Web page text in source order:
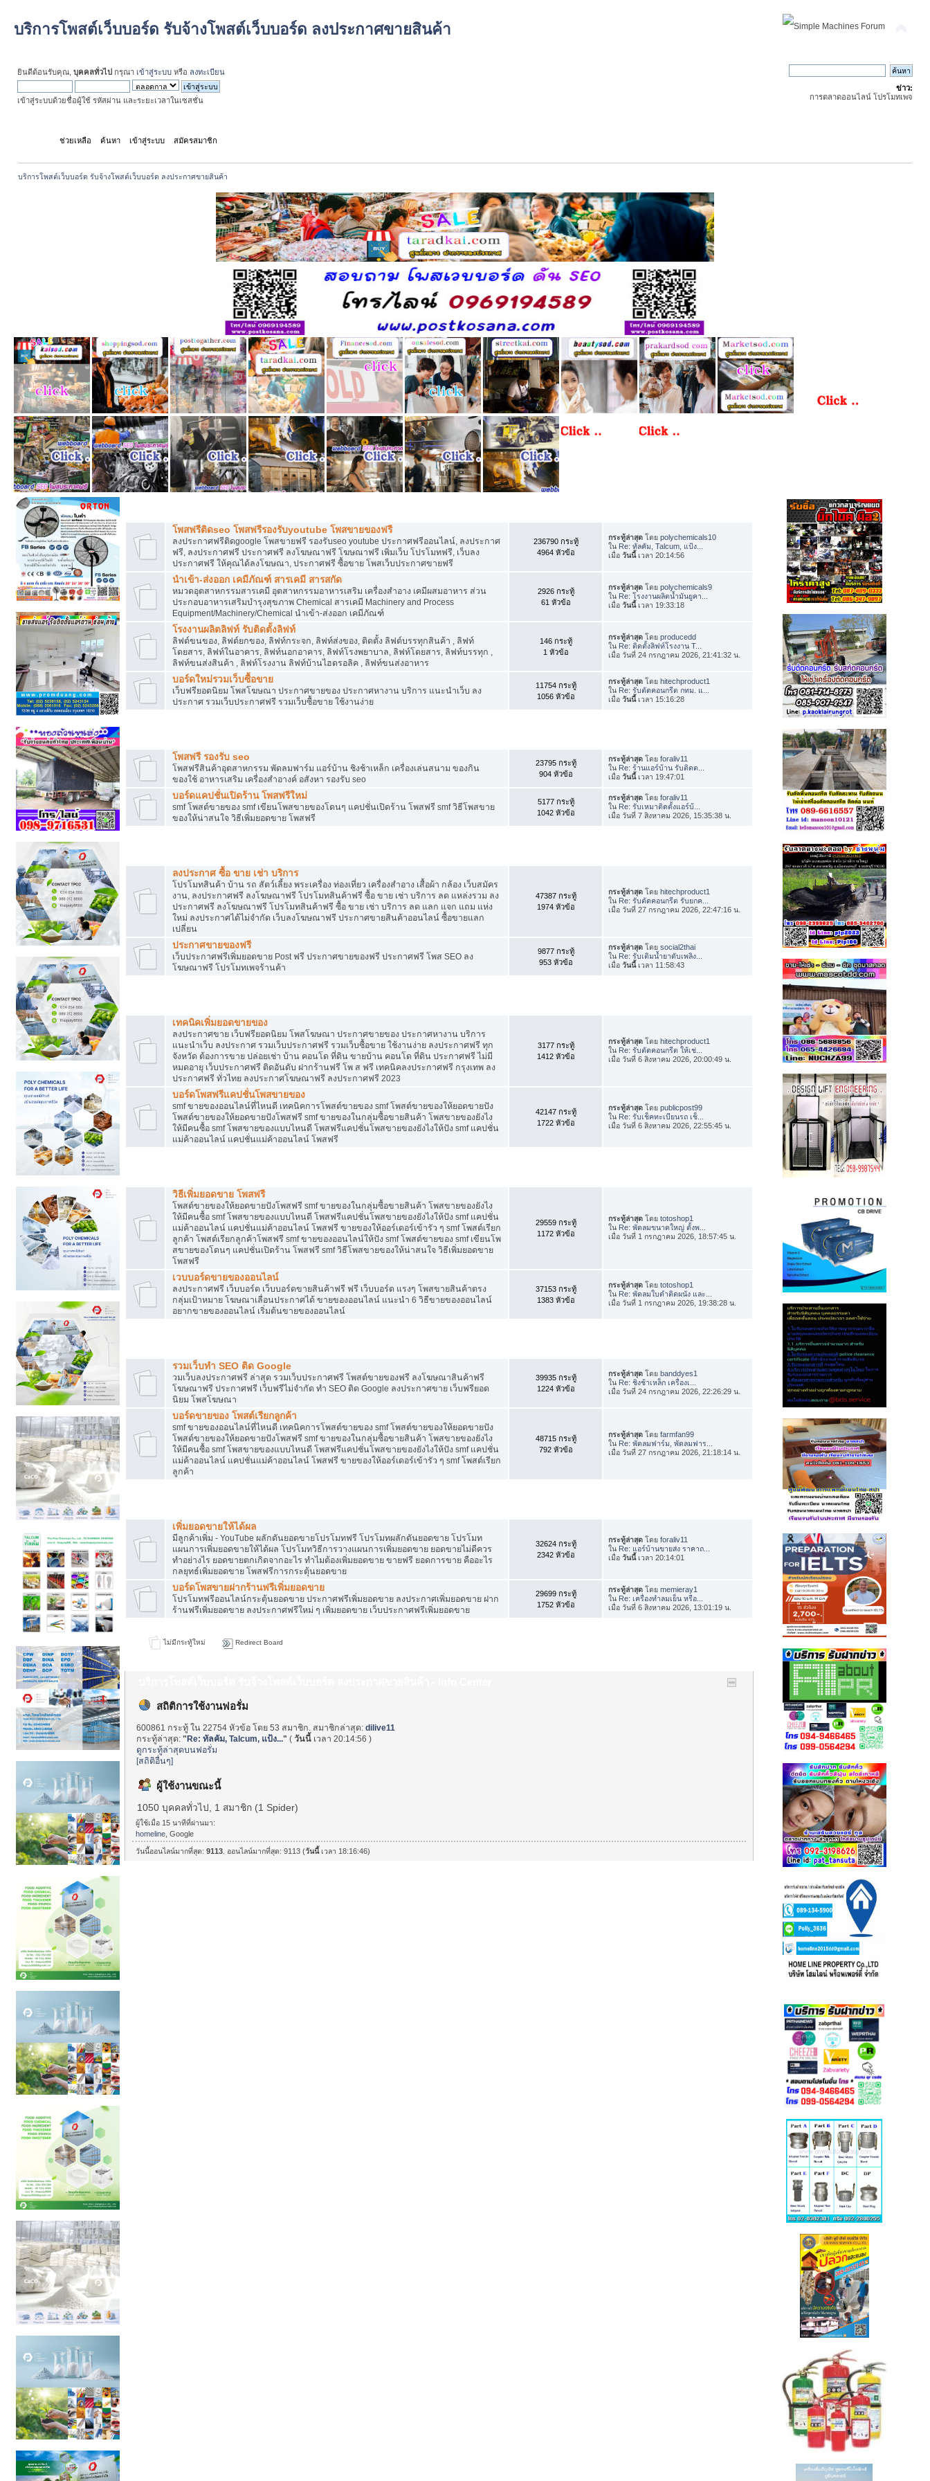
บริการโพสต์เว็บบอร์ด รับจ้างโพสต์เว็บบอร์ด ลงประกาศขายสินค้า
ยินดีต้อนรับคุณ, บุคคลทั่วไป กรุณา เข้าสู่ระบบ หรือ ลงทะเบียน
เข้าสู่ระบบด้วยชื่อผู้ใช้ รหัสผ่าน และระยะเวลาในเซสชั่น
ข่าว:
การตลาดออนไลน์ โปรโมทเพจ
ช่วยเหลือ ค้นหา เข้าสู่ระบบ สมัครสมาชิก
บริการโพสต์เว็บบอร์ด รับจ้างโพสต์เว็บบอร์ด ลงประกาศขายสินค้า
โพสฟรีติดseo โพสฟรีรองรับyoutube โพสขายของฟรี
ลงประกาศฟรีติดgoogle โพสขายฟรี รองรับseo youtube ประกาศฟรีออนไลน์, ลงประกาศ
ฟรี, ลงประกาศฟรี ประกาศฟรี ลงโฆษณาฟรี โฆษณาฟรี เพิ่มเว็บ โปรโมทฟรี, เว็บลง
ประกาศฟรี ให้คุณได้ลงโฆษณา, ประกาศฟรี ซื้อขาย โพสเว็บประกาศขายฟรี
236790 กระทู้
4964 หัวข้อ
กระทู้ล่าสุด โดยpolychemicals10
ใน Re: ทัลคัม, Talcum, แป้ง...
เมื่อวันนี้เวลา 20:14:56
นำเข้า-ส่งออก เคมีภัณฑ์ สารเคมี สารสกัด
หมวดอุตสาหกรรมสารเคมี อุตสาหกรรมอาหารเสริม เครื่องสำอาง เคมีผสมอาหาร ส่วน
ประกอบอาหารเสริมบำรุงสุขภาพ Chemical สารเคมี Machinery and Process
Equipment/Machinery/Chemical นำเข้า-ส่งออก เคมีภัณฑ์
2926 กระทู้
61 หัวข้อ
กระทู้ล่าสุด โดยpolychemicals9
ใน Re: โรงงานผลิตน้ำมันยูคา...
เมื่อวันนี้เวลา 19:33:18
โรงงานผลิตลิฟท์ รับติดตั้งลิฟท์
ลิฟต์ขนของ, ลิฟต์ยกของ, ลิฟท์กระจก, ลิฟท์ส่งของ, ติดตั้ง ลิฟต์บรรทุกสินค้า , ลิฟท์
โดยสาร, ลิฟท์ในอาคาร, ลิฟท์นอกอาคาร, ลิฟท์โรงพยาบาล, ลิฟท์โดยสาร, ลิฟท์บรรทุก ,
ลิฟท์ขนส่งสินค้า , ลิฟท์โรงงาน ลิฟท์บ้านไฮดรอลิค , ลิฟท์ขนส่งอาหาร
146 กระทู้
1 หัวข้อ
กระทู้ล่าสุด โดยproducedd
ใน Re: ติดตั้งลิฟท์โรงงาน T...
เมื่อ วันที่ 24 กรกฎาคม 2026, 21:41:32 น.
บอร์ดใหม่รวมเว็บซื้อขาย
เว็บฟรียอดนิยม โพสโฆษณา ประกาศขายของ ประกาศหางาน บริการ แนะนำเว็บ ลง
ประกาศ รวมเว็บประกาศฟรี รวมเว็บซื้อขาย ใช้งานง่าย
11754 กระทู้
1056 หัวข้อ
กระทู้ล่าสุด โดยhitechproduct1
ใน Re: รับตัดคอนกรีต กทม. แ...
เมื่อวันนี้เวลา 15:16:28
โพสฟรี รองรับ seo
โพสฟรีสินค้าอุตสาหกรรม พัดลมฟาร์ม แอร์บ้าน ชิงช้าเหล็ก เครื่องเล่นสนาม ของกิน
ของใช้ อาหารเสริม เครื่องสำอางค์ อสังหา รองรับ seo
23795 กระทู้
904 หัวข้อ
กระทู้ล่าสุด โดยforaliv11
ใน Re: ร้านแอร์บ้าน รับติดต...
เมื่อวันนี้เวลา 19:47:01
บอร์ดแคปชั่นเปิดร้าน โพสฟรีใหม่
smf โพสต์ขายของ smf เขียนโพสขายของโดนๆ แคปชั่นเปิดร้าน โพสฟรี smf วิธีโพสขาย
ของให้น่าสนใจ วิธีเพิ่มยอดขาย โพสฟรี
5177 กระทู้
1042 หัวข้อ
กระทู้ล่าสุด โดยforaliv11
ใน Re: รับเหมาติดตั้งแอร์บ้...
เมื่อ วันที่ 7 สิงหาคม 2026, 15:35:38 น.
ลงประกาศ ซื้อ ขาย เช่า บริการ
โปรโมทสินค้า บ้าน รถ สัตว์เลี้ยง พระเครื่อง ท่องเที่ยว เครื่องสำอาง เสื้อผ้า กล้อง เว็บสมัคร
งาน, ลงประกาศฟรี ลงโฆษณาฟรี โปรโมทสินค้าฟรี ซื้อ ขาย เช่า บริการ ลด แหล่งรวม ลง
ประกาศฟรี ลงโฆษณาฟรี โปรโมทสินค้าฟรี ซื้อ ขาย เช่า บริการ ลด แลก แจก แถม แห่ง
ใหม่ ลงประกาศได้ไม่จำกัด เว็บลงโฆษณาฟรี ประกาศขายสินค้าออนไลน์ ซื้อขายแลก
เปลี่ยน
47387 กระทู้
1974 หัวข้อ
กระทู้ล่าสุด โดยhitechproduct1
ใน Re: รับตัดคอนกรีต รับยกค...
เมื่อ วันที่ 27 กรกฎาคม 2026, 22:47:16 น.
ประกาศขายของฟรี
เว็บประกาศฟรีเพิ่มยอดขาย Post ฟรี ประกาศขายของฟรี ประกาศฟรี โพส SEO ลง
โฆษณาฟรี โปรโมทเพจร้านค้า
9877 กระทู้
953 หัวข้อ
กระทู้ล่าสุด โดยsocial2thai
ใน Re: รับเติมน้ำยาดับเพลิง...
เมื่อวันนี้เวลา 11:58:43
เทคนิคเพิ่มยอดขายของ
ลงประกาศขาย เว็บฟรียอดนิยม โพสโฆษณา ประกาศขายของ ประกาศหางาน บริการ
แนะนำเว็บ ลงประกาศ รวมเว็บประกาศฟรี รวมเว็บซื้อขาย ใช้งานง่าย ลงประกาศฟรี ทุก
จังหวัด ต้องการขาย ปล่อยเช่า บ้าน คอนโด ที่ดิน ขายบ้าน คอนโด ที่ดิน ประกาศฟรี ไม่มี
หมดอายุ เว็บประกาศฟรี ติดอันดับ ฝากร้านฟรี โพ ส ฟรี เทคนิคลงประกาศฟรี กรุงเทพ ลง
ประกาศฟรี ทั่วไทย ลงประกาศโฆษณาฟรี ลงประกาศฟรี 2023
3177 กระทู้
1412 หัวข้อ
กระทู้ล่าสุด โดยhitechproduct1
ใน Re: รับตัดคอนกรีต ให้เช่...
เมื่อ วันที่ 6 สิงหาคม 2026, 20:00:49 น.
บอร์ดโพสฟรีแคปชั่นโพสขายของ
smf ขายของออนไลน์ที่ไหนดี เทคนิคการโพสต์ขายของ smf โพสต์ขายของให้ยอดขายปัง
โพสต์ขายของให้ยอดขายปังโพสฟรี smf ขายของในกลุ่มซื้อขายสินค้า โพสขายของยังไง
ให้มีคนซื้อ smf โพสขายของแบบไหนดี โพสฟรีแคปชั่นโพสขายของยังไงให้ปัง smf แคปชั่น
แม่ค้าออนไลน์ แคปชั่นแม่ค้าออนไลน์ โพสฟรี
42147 กระทู้
1722 หัวข้อ
กระทู้ล่าสุด โดยpublicpost99
ใน Re: รับเช็คทะเบียนรถ เช็...
เมื่อ วันที่ 6 สิงหาคม 2026, 22:55:45 น.
วิธีเพิ่มยอดขาย โพสฟรี
โพสต์ขายของให้ยอดขายปังโพสฟรี smf ขายของในกลุ่มซื้อขายสินค้า โพสขายของยังไง
ให้มีคนซื้อ smf โพสขายของแบบไหนดี โพสฟรีแคปชั่นโพสขายของยังไงให้ปัง smf แคปชั่น
แม่ค้าออนไลน์ แคปชั่นแม่ค้าออนไลน์ โพสฟรี ขายของให้ออร์เดอร์เข้ารัว ๆ smf โพสต์เรียก
ลูกค้า โพสต์เรียกลูกค้าโพสฟรี smf ขายของออนไลน์ให้ปัง smf โพสต์ขายของ smf เขียนโพ
สขายของโดนๆ แคปชั่นเปิดร้าน โพสฟรี smf วิธีโพสขายของให้น่าสนใจ วิธีเพิ่มยอดขาย
โพสฟรี
29559 กระทู้
1172 หัวข้อ
กระทู้ล่าสุด โดยtotoshop1
ใน Re: พัดลมขนาดใหญ่ ตั้งพ...
เมื่อ วันที่ 1 กรกฎาคม 2026, 18:57:45 น.
เวบบอร์ดขายของออนไลน์
ลงประกาศฟรี เว็บบอร์ด เว็บบอร์ดขายสินค้าฟรี ฟรี เว็บบอร์ด แรงๆ โพสขายสินค้าตรง
กลุ่มเป้าหมาย โฆษณาเลื่อนประกาศได้ ขายของออนไลน์ แนะนำ 6 วิธีขายของออนไลน์
อยากขายของออนไลน์ เริ่มต้นขายของออนไลน์
37153 กระทู้
1383 หัวข้อ
กระทู้ล่าสุด โดยtotoshop1
ใน Re: พัดลมใบดำติดผนัง และ...
เมื่อ วันที่ 1 กรกฎาคม 2026, 19:38:28 น.
รวมเว็บทำ SEO ติด Google
วมเว็บลงประกาศฟรี ล่าสุด รวมเว็บประกาศฟรี โพสต์ขายของฟรี ลงโฆษณาสินค้าฟรี
โฆษณาฟรี ประกาศฟรี เว็บฟรีไม่จำกัด ทำ SEO ติด Google ลงประกาศขาย เว็บฟรียอด
นิยม โพสโฆษณา
39935 กระทู้
1224 หัวข้อ
กระทู้ล่าสุด โดยbanddyes1
ใน Re: ชิงช้าเหล็ก เครื่องเ...
เมื่อ วันที่ 24 กรกฎาคม 2026, 22:26:29 น.
บอร์ดขายของ โพสต์เรียกลูกค้า
smf ขายของออนไลน์ที่ไหนดี เทคนิคการโพสต์ขายของ smf โพสต์ขายของให้ยอดขายปัง
โพสต์ขายของให้ยอดขายปังโพสฟรี smf ขายของในกลุ่มซื้อขายสินค้า โพสขายของยังไง
ให้มีคนซื้อ smf โพสขายของแบบไหนดี โพสฟรีแคปชั่นโพสขายของยังไงให้ปัง smf แคปชั่น
แม่ค้าออนไลน์ แคปชั่นแม่ค้าออนไลน์ โพสฟรี ขายของให้ออร์เดอร์เข้ารัว ๆ smf โพสต์เรียก
ลูกค้า
48715 กระทู้
792 หัวข้อ
กระทู้ล่าสุด โดยfarmfan99
ใน Re: พัดลมฟาร์ม, พัดลมฟาร...
เมื่อ วันที่ 27 กรกฎาคม 2026, 21:18:14 น.
เพิ่มยอดขายให้ได้ผล
มีลูกค้าเพิ่ม - YouTube ผลักดันยอดขายโปรโมทฟรี โปรโมทผลักดันยอดขาย โปรโมท
แผนการเพิ่มยอดขายให้ได้ผล โปรโมทวิธีการวางแผนการเพิ่มยอดขาย ยอดขายไม่ดีควร
ทำอย่างไร ยอดขายตกเกิดจากอะไร ทำไมต้องเพิ่มยอดขาย ขายฟรี ยอดการขาย คืออะไร
กลยุทธ์เพิ่มยอดขาย โพสฟรีการกระตุ้นยอดขาย
32624 กระทู้
2342 หัวข้อ
กระทู้ล่าสุด โดยforaliv11
ใน Re: แอร์บ้านขายส่ง ราคาถ...
เมื่อวันนี้เวลา 20:14:01
บอร์ดโพสขายฝากร้านฟรีเพิ่มยอดขาย
โปรโมทฟรีออนไลน์กระตุ้นยอดขาย ประกาศฟรีเพิ่มยอดขาย ลงประกาศเพิ่มยอดขาย ฝาก
ร้านฟรีเพิ่มยอดขาย ลงประกาศฟรีใหม่ ๆ เพิ่มยอดขาย เว็บประกาศฟรีเพิ่มยอดขาย
29699 กระทู้
1752 หัวข้อ
กระทู้ล่าสุด โดยmemieray1
ใน Re: เครื่องทำลมเย็น หรือ...
เมื่อ วันที่ 6 สิงหาคม 2026, 13:01:19 น.
ไม่มีกระทู้ใหม่ Redirect Board
สถิติการใช้งานฟอรั่ม
600861 กระทู้ ใน 22754 หัวข้อ โดย 53 สมาชิก. สมาชิกล่าสุด:dilive11
กระทู้ล่าสุด:"Re: ทัลคัม, Talcum, แป้ง..." (วันนี้ เวลา 20:14:56 )
ดูกระทู้ล่าสุดบนฟอรั่ม
[สถิติอื่นๆ]
ผู้ใช้งานขณะนี้
1050 บุคคลทั่วไป, 1 สมาชิก (1 Spider)
ผู้ใช้เมื่อ 15 นาทีที่ผ่านมา:
homeline , Google
วันนี้ออนไลน์มากที่สุด:9113 . ออนไลน์มากที่สุด: 9113 (วันนี้เวลา 18:16:46)